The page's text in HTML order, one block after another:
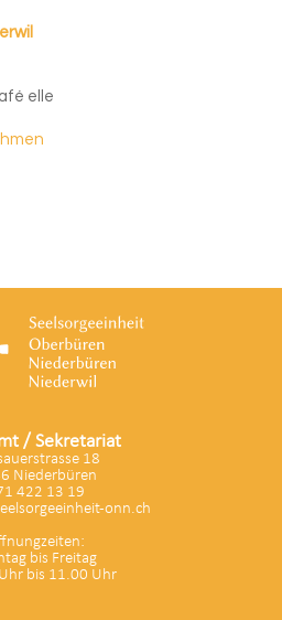
elle
/ Sekretariat
18
Niederbüren
422 13 19
onn.ch
bis Freitag
bis 11.00 Uhr